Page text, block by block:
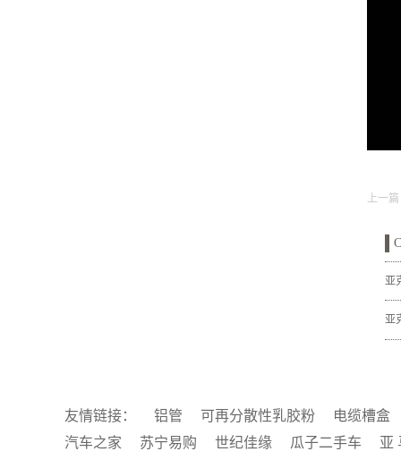
上一篇
亚
品
亚
友情链接： 铝管 可再分散性乳胶粉 电缆槽盒
汽车之家
苏宁易购 世纪佳缘 瓜子二手车 亚